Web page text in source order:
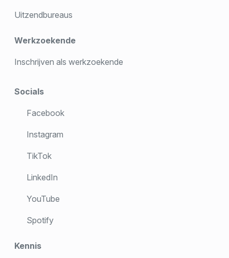
Uitzendbureaus
Werkzoekende
Inschrijven als werkzoekende
Socials
Facebook
Instagram
TikTok
LinkedIn
YouTube
Spotify
Kennis